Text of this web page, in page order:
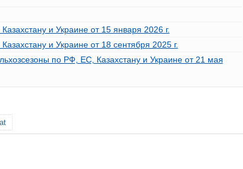
и Украине от 15 января 2026 г.
и Украине от 18 сентября 2025 г.
по РФ, ЕС, Казахстану и Украине от 21 мая